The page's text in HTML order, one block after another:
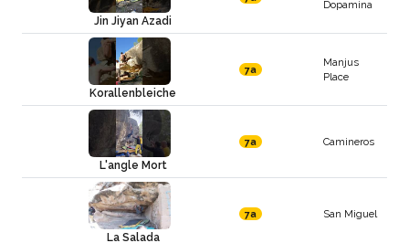
Jin Jiyan Azadi
Dopamina
Korallenbleiche
7a
Manjus
Place
L'angle Mort
7a Camineros
La Salada
7a San Miguel